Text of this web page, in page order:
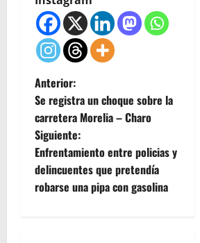
N
a
v
e
Anterior:
Se registra un choque sobre la
carretera Morelia – Charo
Siguiente:
Enfrentamiento entre policias y
delincuentes que pretendía
robarse una pipa con gasolina